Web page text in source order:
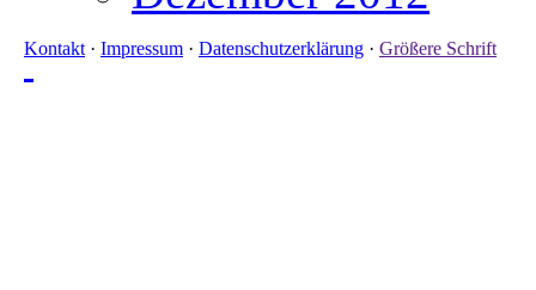
Kontakt · Impressum · Datenschutzerklärung · Größere Schrift